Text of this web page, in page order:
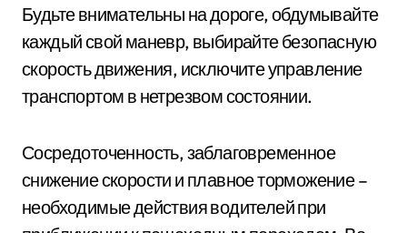
Будьте внимательны на дороге, обдумывайте
каждый свой маневр, выбирайте безопасную
скорость движения, исключите управление
транспортом в нетрезвом состоянии.
Сосредоточенность, заблаговременное
снижение скорости и плавное торможение –
необходимые действия водителей при